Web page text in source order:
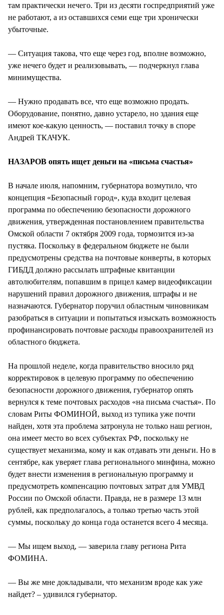
там практически нечего. Три из десяти госпредприятий уже
не работают, а из оставшихся семи еще три хронически
убыточные.
— Ситуация такова, что еще через год, вполне возможно,
уже нечего будет и реализовывать, — подчеркнул глава
минимущества.
— Нужно продавать все, что еще возможно продать.
Оборудование, понятно, давно устарело, но здания еще
имеют кое-какую ценность, — поставил точку в споре
Андрей ТКАЧУК.
НАЗАРОВ опять ищет деньги на «письма счастья»
В начале июля, напомним, губернатора возмутило, что
концепция «Безопасный город», куда входит целевая
программа по обеспечению безопасности дорожного
движения, утвержденная постановлением правительства
Омской области 7 октября 2009 года, тормозится из-за
пустяка. Поскольку в федеральном бюджете не были
предусмотрены средства на почтовые конверты, в которых
ГИБДД должно рассылать штрафные квитанции
автолюбителям, попавшим в прицел камер видеофиксации
нарушений правил дорожного движения, штрафы и не
назначаются. Губернатор поручил областным чиновникам
разобраться в ситуации и попытаться изыскать возможность
профинансировать почтовые расходы правоохранителей из
областного бюджета.
На прошлой неделе, когда правительство вносило ряд
корректировок в целевую программу по обеспечению
безопасности дорожного движения, губернатор опять
вернулся к теме почтовых расходов «на письма счастья». По
словам Риты ФОМИНОЙ, выход из тупика уже почти
найден, хотя эта проблема затронула не только наш регион,
она имеет место во всех субъектах РФ, поскольку не
существует механизма, кому и как отдавать эти деньги. Но в
сентябре, как уверяет глава регионального минфина, можно
будет внести изменения в региональную программу и
предусмотреть компенсацию почтовых затрат для УМВД
России по Омской области. Правда, не в размере 13 млн
рублей, как предполагалось, а только третью часть этой
суммы, поскольку до конца года останется всего 4 месяца.
— Мы ищем выход, — заверила главу региона Рита
ФОМИНА.
— Вы же мне докладывали, что механизм вроде как уже
найдет? – удивился губернатор.